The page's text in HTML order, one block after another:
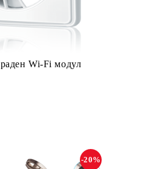
Wi-Fi модул
-20%